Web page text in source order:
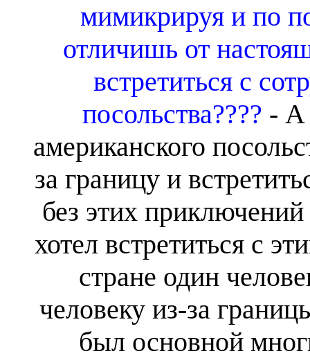
мимикрируя и по
отличишь от
встретиться с
посольства???? - А
американского
за границу и
без этих
хотел встретиться с
стране один
человеку из-за
был основной